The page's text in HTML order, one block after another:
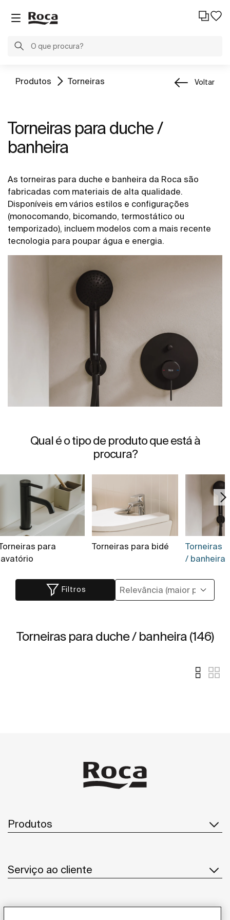
Produtos Torneiras Voltar
Torneiras para duche /
banheira
As torneiras para duche e banheira da Roca são
fabricadas com materiais de alta qualidade.
Disponíveis em vários estilos e configurações
(monocomando, bicomando, termostático ou
temporizado), incluem modelos com a mais recente
tecnologia para poupar água e energia.
Qual é o tipo de produto que está à
procura?
para
Torneiras para bidé
Torneiras
/ banheira
Filtros
Torneiras para duche / banheira (146)
Produtos
Serviço ao cliente